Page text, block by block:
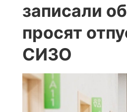
записали
просят
СИЗО